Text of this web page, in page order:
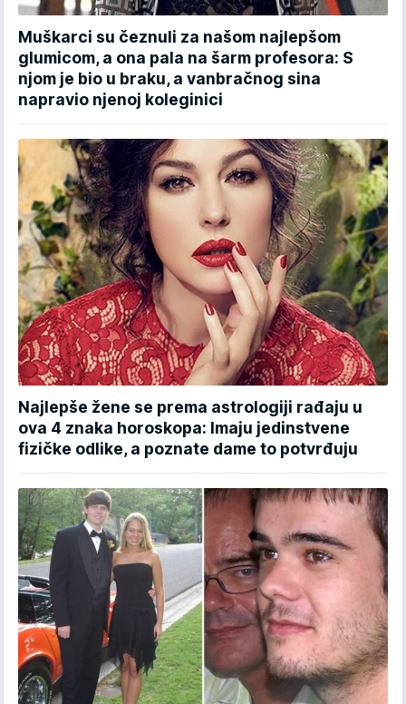
Muškarci su čeznuli za našom najlepšom
glumicom, a ona pala na šarm profesora: S
njom je bio u braku, a vanbračnog sina
napravio njenoj koleginici
Najlepše žene se prema astrologiji rađaju u
ova 4 znaka horoskopa: Imaju jedinstvene
fizičke odlike, a poznate dame to potvrđuju